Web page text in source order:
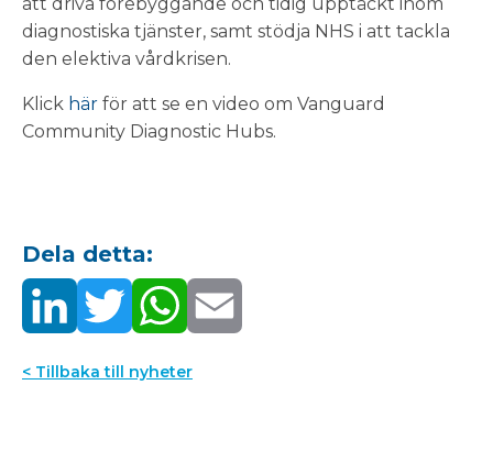
diagnostiska tjänster, samt stödja NHS i att tackla
den elektiva vårdkrisen.
Klick här för att se en video om Vanguard
Community Diagnostic Hubs.
Dela detta:
< Tillbaka till nyheter